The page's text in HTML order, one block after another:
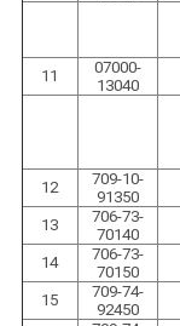
11
07000-
13040
12
709-10-
91350
13
706-73-
70140
14
706-73-
70150
15
709-74-
92450